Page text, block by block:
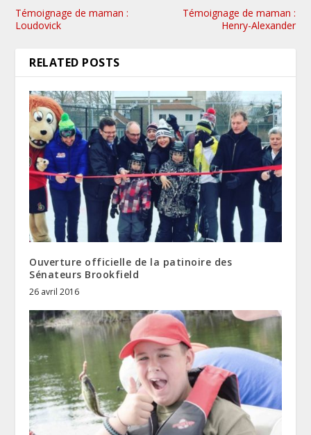
Témoignage de maman :
Loudovick
Témoignage de maman :
Henry-Alexander
RELATED POSTS
Ouverture officielle de la patinoire des
Sénateurs Brookfield
26 avril 2016